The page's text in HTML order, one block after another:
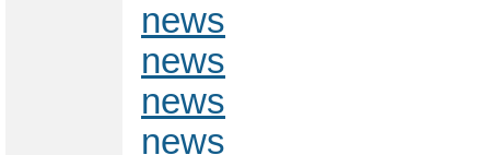
news
news
news
news